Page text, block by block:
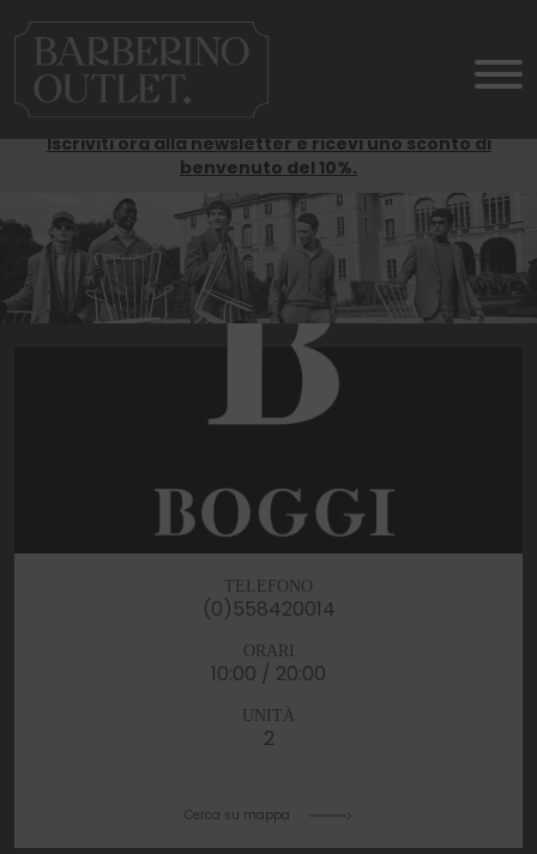
Iscriviti ora alla newsletter e ricevi uno sconto di
benvenuto del 10%.
TELEFONO
(0)558420014
ORARI
10:00 / 20:00
UNITÀ
2
Cerca su mappa